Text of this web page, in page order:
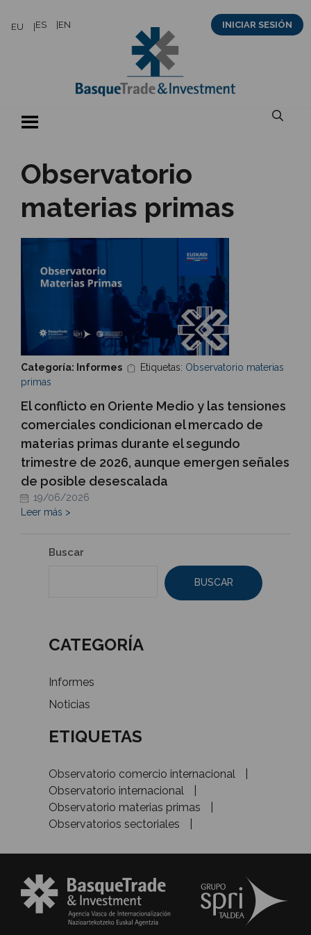
EU ES EN INICIAR SESIÓN
Observatorio
materias primas
Categoría: Informes Etiquetas: Observatorio materias
primas
El conflicto en Oriente Medio y las tensiones
comerciales condicionan el mercado de
materias primas durante el segundo
trimestre de 2026, aunque emergen señales
de posible desescalada
19/06/2026
Leer más >
Buscar
BUSCAR
CATEGORÍA
Informes
Noticias
ETIQUETAS
Observatorio comercio internacional
Observatorio internacional
Observatorio materias primas
Observatorios sectoriales